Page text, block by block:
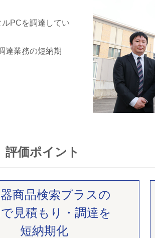
PCを調達してい
達業務の短納期
評価ポイント
商品検索プラスの
見積もり・調達を
短納期化